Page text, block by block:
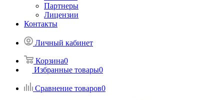
Партнеры
Лицензии
Контакты
Личный кабинет
Корзина0
Избранные товары0
Сравнение товаров0